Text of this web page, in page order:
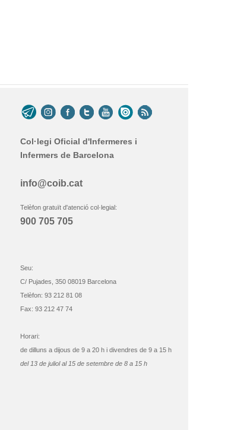
Col·legi Oficial d'Infermeres i
Infermers de Barcelona
info@coib.cat
Telèfon gratuït d'atenció col·legial:
900 705 705
Seu:
C/ Pujades, 350 08019 Barcelona
Telèfon: 93 212 81 08
Fax: 93 212 47 74
Horari:
de dilluns a dijous de 9 a 20 h i divendres de 9 a 15 h
del 13 de juliol al 15 de setembre de 8 a 15 h